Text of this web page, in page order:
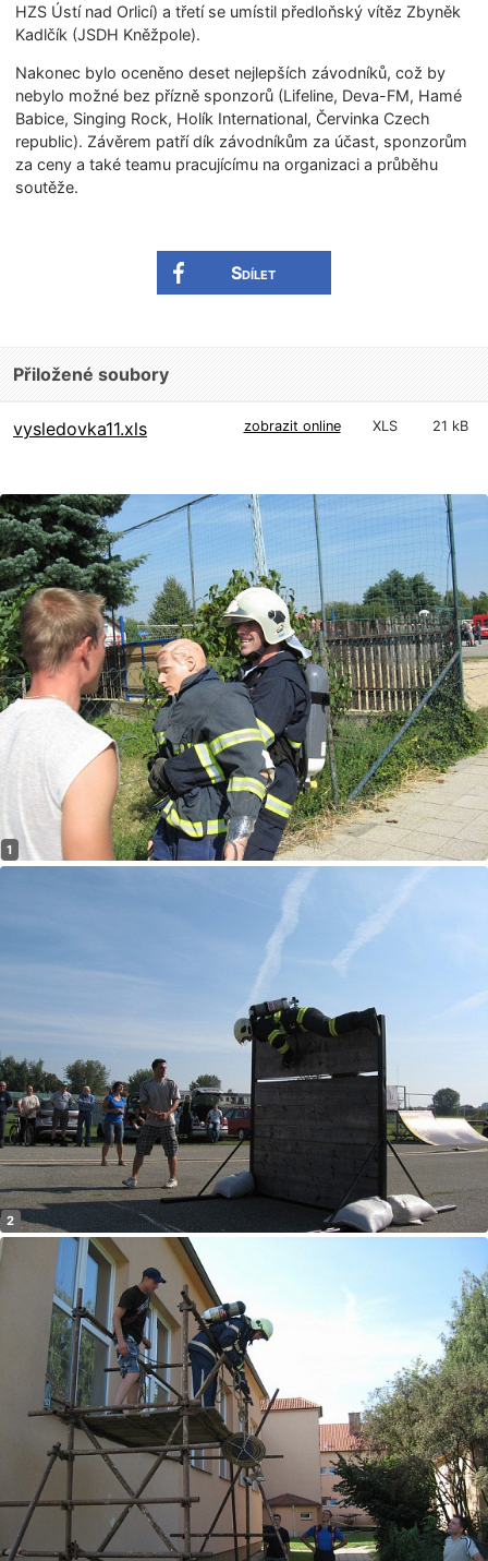
HZS Ústí nad Orlicí) a třetí se umístil předloňský vítěz Zbyněk
Kadlčík (JSDH Kněžpole).
Nakonec bylo oceněno deset nejlepších závodníků, což by
nebylo možné bez přízně sponzorů (Lifeline, Deva-FM, Hamé
Babice, Singing Rock, Holík International, Červinka Czech
republic). Závěrem patří dík závodníkům za účast, sponzorům
za ceny a také teamu pracujícímu na organizaci a průběhu
soutěže.
Sdílet
Přiložené soubory
vysledovka11.xls zobrazit online XLS 21 kB